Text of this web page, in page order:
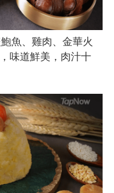
魚、雞肉、金華火
味道鮮美，肉汁十